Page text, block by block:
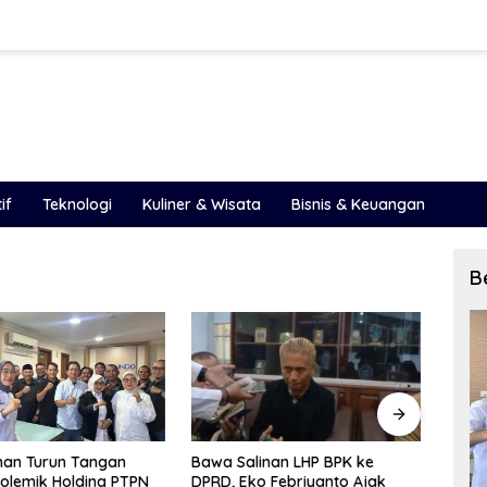
Teknologi Kuliner & Wisata Bisnis & Keuangan
LHP BPK ke
Febriyanto Ajak
LHP BPK 2025 Ungkap Celah
Besar Pengelolaan Keuangan